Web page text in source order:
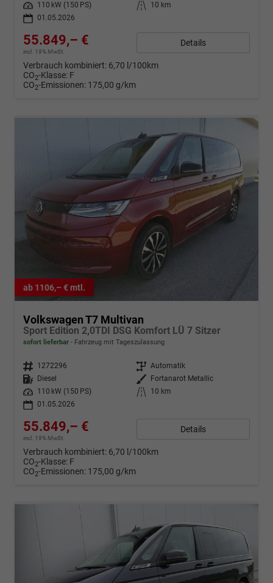
Leistung
110 kW (150 PS) Kilometerstand
10 km
01.05.2026
55.849,– €
incl. 19% MwSt.
Details
Verbrauch kombiniert: 6,70 l/100km
CO2-Klasse: F
CO2-Emissionen: 175,00 g/km
ab 1106,– € mtl.
Volkswagen T7 Multivan
Sport Edition 2,0TDI DSG Komfort LÜ 7 Sitzer
sofort lieferbar Fahrzeug mit Tageszulassung
Fahrzeugnr. 1272296 Getriebe Automatik
Kraftstoff
Diesel Außenfarbe
Fortanarot Metallic
Leistung
110 kW (150 PS) Kilometerstand
10 km
01.05.2026
55.849,– €
incl. 19% MwSt.
Details
Verbrauch kombiniert: 6,70 l/100km
CO2-Klasse: F
CO2-Emissionen: 175,00 g/km